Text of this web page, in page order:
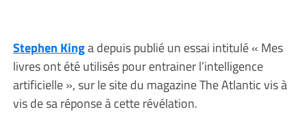
Stephen Kinga depuis publié un essai intitulé « Mes
livres ont été utilisés pour entrainer l’intelligence
artificielle », sur le site du magazine The Atlantic vis à
vis de sa réponse à cette révélation.